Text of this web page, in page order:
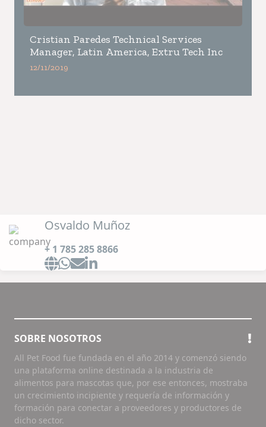
Cristian Paredes Technical Services
Manager, Latin America, Extru Tech Inc
12/11/2019
Osvaldo Muñoz
+ 1 785 285 8866
SOBRE NOSOTROS
All Pet Food fue fundada en el año 2014 y comenzó siendo
una plataforma online destinada a la industria de
alimentos para mascotas que, por ese entonces, mostraba
un crecimiento incipiente y requería de información y
formación para conectar a proveedores y productores de
dicho sector.